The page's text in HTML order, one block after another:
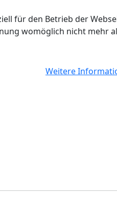
für den Betrieb der
womöglich nicht mehr
Weitere